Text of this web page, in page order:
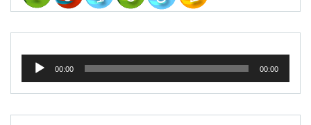
Tocador
áudio
00:00 00:00